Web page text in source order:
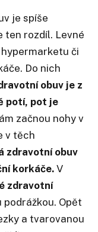
je spíše
ten rozdíl. Levné
či
Do nich
obuv je z
potí, pot je
začnou nohy v
v těch
zdravotní obuv
korkáče. V
zdravotní
Opět
a tvarovanou